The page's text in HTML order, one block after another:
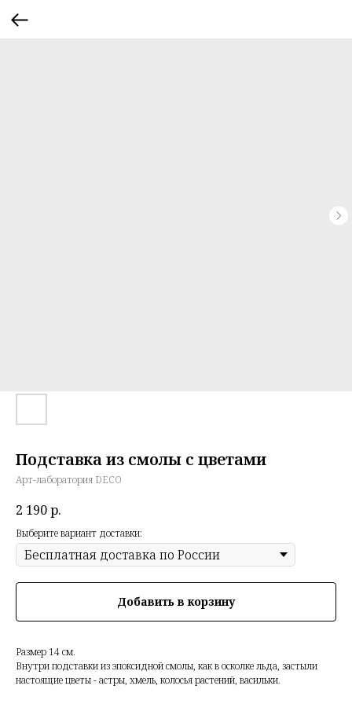
Подставка из смолы с цветами
Арт-лаборатория DECO
2 190р.
Выберите вариант доставки:
Добавить в корзину
Размер 14 см.
Внутри подставки из эпоксидной смолы, как в осколке льда, застыли
настоящие цветы - астры, хмель, колосья растений, васильки.